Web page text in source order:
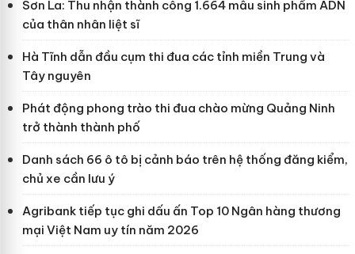
Sơn La: Thu nhận thành công 1.664 mẫu sinh phẩm ADN
của thân nhân liệt sĩ
Hà Tĩnh dẫn đầu cụm thi đua các tỉnh miền Trung và
Tây nguyên
Phát động phong trào thi đua chào mừng Quảng Ninh
trở thành thành phố
Danh sách 66 ô tô bị cảnh báo trên hệ thống đăng kiểm,
chủ xe cần lưu ý
Agribank tiếp tục ghi dấu ấn Top 10 Ngân hàng thương
mại Việt Nam uy tín năm 2026